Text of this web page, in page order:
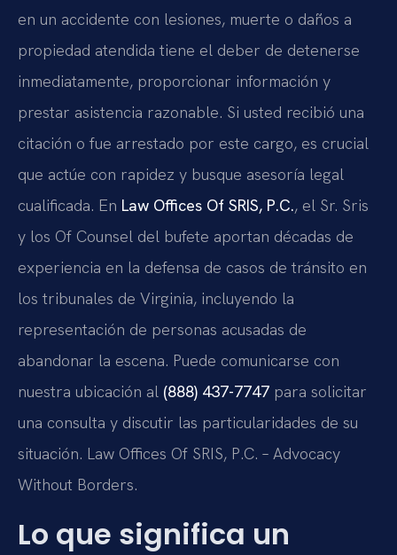
en un accidente con lesiones, muerte o daños a
propiedad atendida tiene el deber de detenerse
inmediatamente, proporcionar información y
prestar asistencia razonable. Si usted recibió una
citación o fue arrestado por este cargo, es crucial
que actúe con rapidez y busque asesoría legal
cualificada. En Law Offices Of SRIS, P.C., el Sr. Sris
y los Of Counsel del bufete aportan décadas de
experiencia en la defensa de casos de tránsito en
los tribunales de Virginia, incluyendo la
representación de personas acusadas de
abandonar la escena. Puede comunicarse con
nuestra ubicación al (888) 437-7747 para solicitar
una consulta y discutir las particularidades de su
situación. Law Offices Of SRIS, P.C. – Advocacy
Without Borders.
Lo que significa un